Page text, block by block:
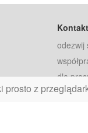
prosto z
Kontakt
odezwij
dla